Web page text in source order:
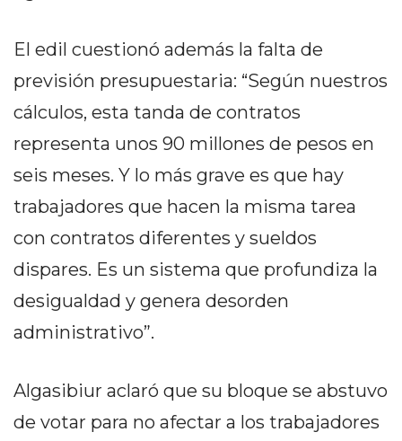
MAPA
SITIO
DIARIO
TAPA
DIA
DIARIO
REPORTERO
DIARIO
DEPORTIVO
GRUPO
DE
PUBLICITÁ
EN
El edil cuestionó además la falta de
previsión presupuestaria: “Según nuestros
cálculos, esta tanda de contratos
representa unos 90 millones de pesos en
seis meses. Y lo más grave es que hay
trabajadores que hacen la misma tarea
con contratos diferentes y sueldos
dispares. Es un sistema que profundiza la
desigualdad y genera desorden
administrativo”.
Algasibiur aclaró que su bloque se abstuvo
de votar para no afectar a los trabajadores